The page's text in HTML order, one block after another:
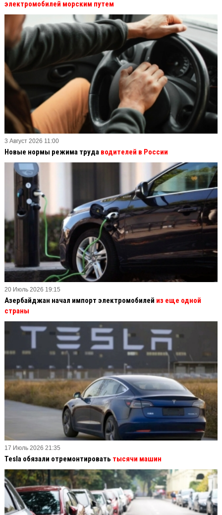
электромобилей морским путем
3 Август 2026 11:00
Новые нормы режима труда водителей в России
20 Июль 2026 19:15
Азербайджан начал импорт электромобилей из еще одной
страны
17 Июль 2026 21:35
Tesla обязали отремонтировать тысячи машин